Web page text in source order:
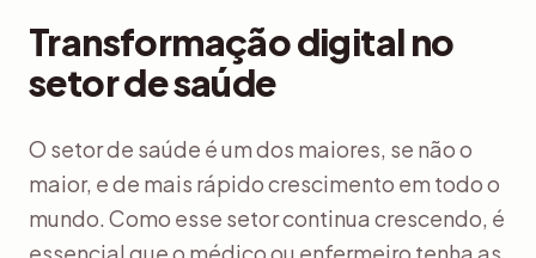
Transformação digital no
setor de saúde
O setor de saúde é um dos maiores, se não o
maior, e de mais rápido crescimento em todo o
mundo. Como esse setor continua crescendo, é